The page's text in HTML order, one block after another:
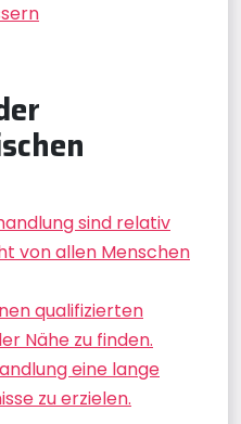
sind relativ
von allen Menschen
qualifizierten
Nähe zu finden.
eine lange
zu erzielen.